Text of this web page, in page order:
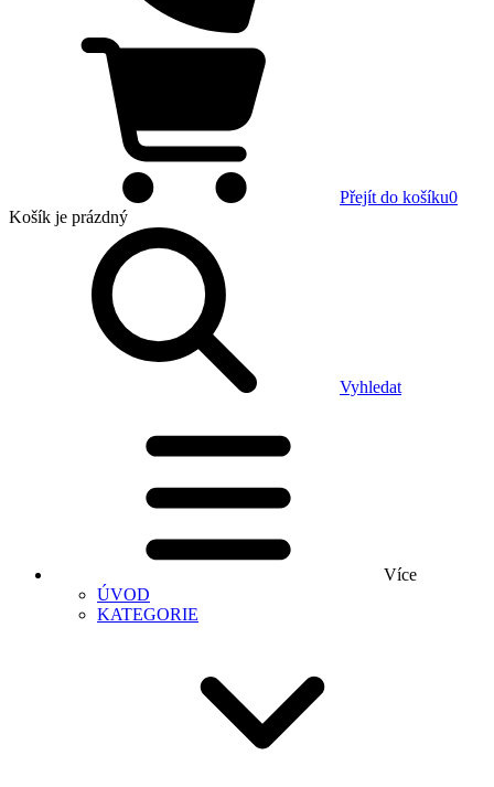
Přejít do košíku0
Košík je prázdný
Vyhledat
Více
ÚVOD
KATEGORIE